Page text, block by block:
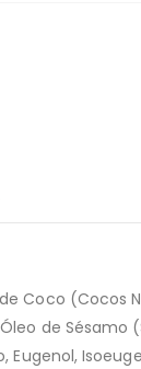
Coco
de Sésamo